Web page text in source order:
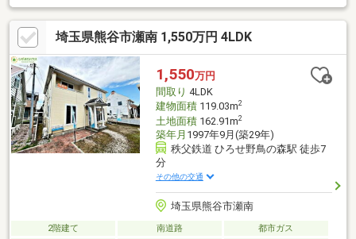
スピーディーです。 ■インターネット非公開の物件もご紹介可能
です。 ■ご希望の方にはメールでのやりとりだけで大丈夫です。
■お忙しいときは現地待合せ＆現地解散できます。 ■平日のご見学
希望大歓迎です! ■住宅ローンアドバイザーが銀行手続きをお手伝
い致します。
埼玉県熊谷市瀬南 1,550万円 4LDK
1,550万円
間取り 4LDK
建物面積119.03m2
土地面積162.91m2
築年月 1997年9月(築29年)
秩父鉄道 ひろせ野鳥の森駅 徒歩7
分
その他の交通
埼玉県熊谷市瀬南
2階建て 南道路
都市ガス